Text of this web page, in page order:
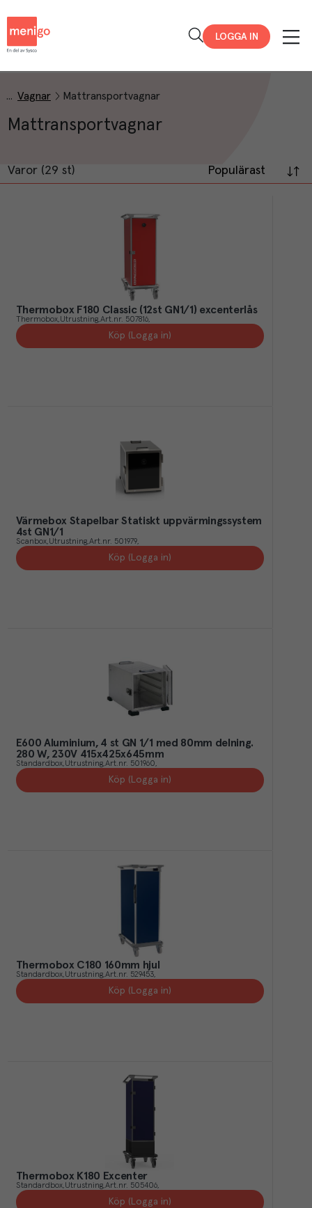
LOGGA IN
Vagnar Mattransportvagnar
Mattransportvagnar
Varor (29 st) Populärast
Thermobox F180 Classic (12st GN1/1) excenterlås
Thermobox Utrustning Art.nr. 507816
Köp (Logga in)
Värmebox Stapelbar Statiskt uppvärmingssystem
4st GN1/1
Scanbox Utrustning Art.nr. 501979
Köp (Logga in)
E600 Aluminium, 4 st GN 1/1 med 80mm delning.
280 W, 230V 415x425x645mm
Standardbox Utrustning Art.nr. 501960
Köp (Logga in)
Thermobox C180 160mm hjul
Standardbox Utrustning Art.nr. 529453
Köp (Logga in)
Thermobox K180 Excenter
Standardbox Utrustning Art.nr. 505406
Köp (Logga in)